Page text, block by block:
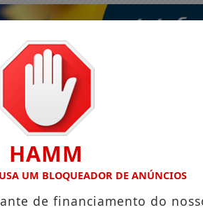
HAMM
USA UM BLOQUEADOR DE ANÚNCIOS
de financiamento do